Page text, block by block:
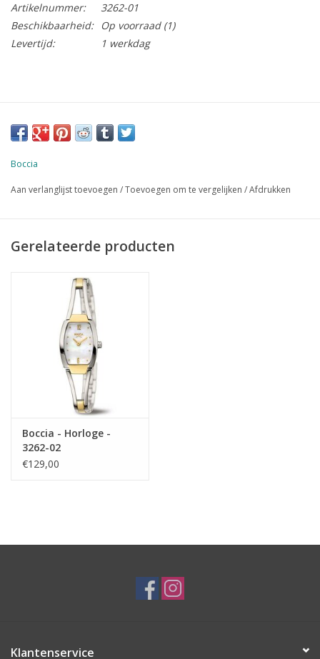
Artikelnummer:
3262-01
Beschikbaarheid:
Op voorraad(1)
Levertijd:
1 werkdag
Boccia
Aan verlanglijst toevoegen /Toevoegen om te vergelijken /Afdrukken
Gerelateerde producten
Boccia - Horloge -
3262-02
€129,00
Klantenservice